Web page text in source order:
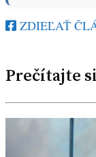
ZDIEĽAŤ
Prečítajte